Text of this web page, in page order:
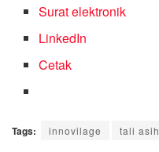
Surat elektronik
LinkedIn
Cetak
Tags: innovilage tali asih